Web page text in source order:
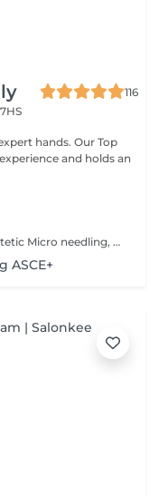
116
hands. Our Top
and holds an
Nail Academy by Nataly offers Mesoestetic Micro needling, must have treatment! As Microneedling skin treatment addressing issues like Skin Rejuvenation, Anti Aging, Acne, Streaks, Scars, and Pigmentation. We use the advanced Mesoestetic intradermal medical solutions of oligoelements, DMAE, Vitamin C for better and more beautiful results. Treatment will be agreed and adjusted to your personal skin needs. This treatment involves creating small channels in the skin with needles, stimulating collagen and elastin production, leading to radiant skin for up to a year. The process includes skin cleansing, disinfection, and application of specialized serums, followed by the Mesoestetic treatment. After Microneedling, a calming balm, special serum Maria Galland promotes skin recovery, making it a relaxing and therapeutic salon experience. The post-treatment phase involves addressing specific skin concerns, and an initial intake session is conducted to discuss expectations, contraindications, and the importance of skincare. Book an appointment for radiant skin.
ASCE+